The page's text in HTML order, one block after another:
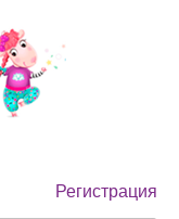
Регистрация